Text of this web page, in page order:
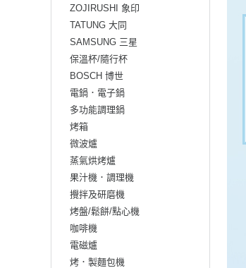
ZOJIRUSHI 象印
TATUNG 大同
SAMSUNG 三星
保溫杯/隨行杯
BOSCH 博世
電鍋．電子鍋
多功能調理鍋
烤箱
微波爐
蒸氣烘烤爐
果汁機．調理機
攪拌及研磨機
烤盤/鬆餅/點心機
咖啡機
電磁爐
烤．製麵包機